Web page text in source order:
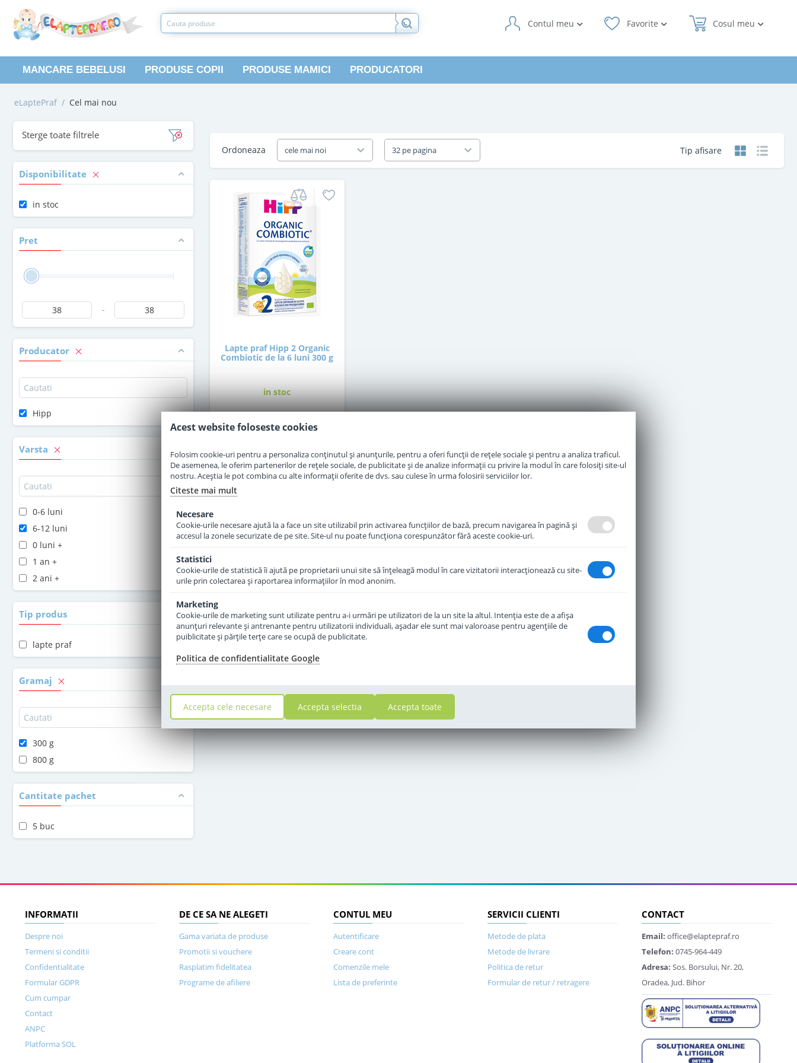
Cosul meu
Favorite
Contul meu
MANCARE BEBELUSI PRODUSE COPII PRODUSE MAMICI PRODUCATORI
eLaptePraf / Cel mai nou
Sterge toate filtrele
Disponibilitate
in stoc
Pret
-
Producator
Hipp
Varsta
0-6 luni
6-12 luni
0 luni +
1 an +
2 ani +
Tip produs
lapte praf
Gramaj
300 g
800 g
Cantitate pachet
5 buc
Tip afisare
Ordoneaza cele mai noi 32 pe pagina
Lapte praf Hipp 2 Organic
Combiotic de la 6 luni 300 g
in stoc
37,50 Lei
Adauga in cos
INFORMATII
Despre noi
Termeni si conditii
Confidentialitate
Formular GDPR
Cum cumpar
Contact
ANPC
Platforma SOL
DE CE SA NE ALEGETI
Gama variata de produse
Promotii si vouchere
Rasplatim fidelitatea
Programe de afiliere
CONTUL MEU
Autentificare
Creare cont
Comenzile mele
Lista de preferinte
SERVICII CLIENTI
Metode de plata
Metode de livrare
Politica de retur
Formular de retur / retragere
CONTACT
Email: office@elaptepraf.ro
Telefon: 0745-964-449
Adresa: Sos. Borsului, Nr. 20,
Oradea, Jud. Bihor
Acest website foloseste cookies
Folosim cookie-uri pentru a personaliza conținutul și anunțurile, pentru a oferi funcții de rețele sociale și pentru a analiza traficul.
De asemenea, le oferim partenerilor de rețele sociale, de publicitate și de analize informații cu privire la modul în care folosiți site-ul
nostru. Aceștia le pot combina cu alte informații oferite de dvs. sau culese în urma folosirii serviciilor lor.
Citeste mai mult
Necesare
Cookie-urile necesare ajută la a face un site utilizabil prin activarea funcţiilor de bază, precum navigarea în pagină şi
accesul la zonele securizate de pe site. Site-ul nu poate funcţiona corespunzător fără aceste cookie-uri.
Statistici
Cookie-urile de statistică îi ajută pe proprietarii unui site să înţeleagă modul în care vizitatorii interacţionează cu site-
urile prin colectarea şi raportarea informaţiilor în mod anonim.
Marketing
Cookie-urile de marketing sunt utilizate pentru a-i urmări pe utilizatori de la un site la altul. Intenţia este de a afişa
anunţuri relevante şi antrenante pentru utilizatorii individuali, aşadar ele sunt mai valoroase pentru agenţiile de
puiblicitate şi părţile terţe care se ocupă de publicitate.
Politica de confidentialitate Google
Accepta cele necesare Accepta selectia Accepta toate